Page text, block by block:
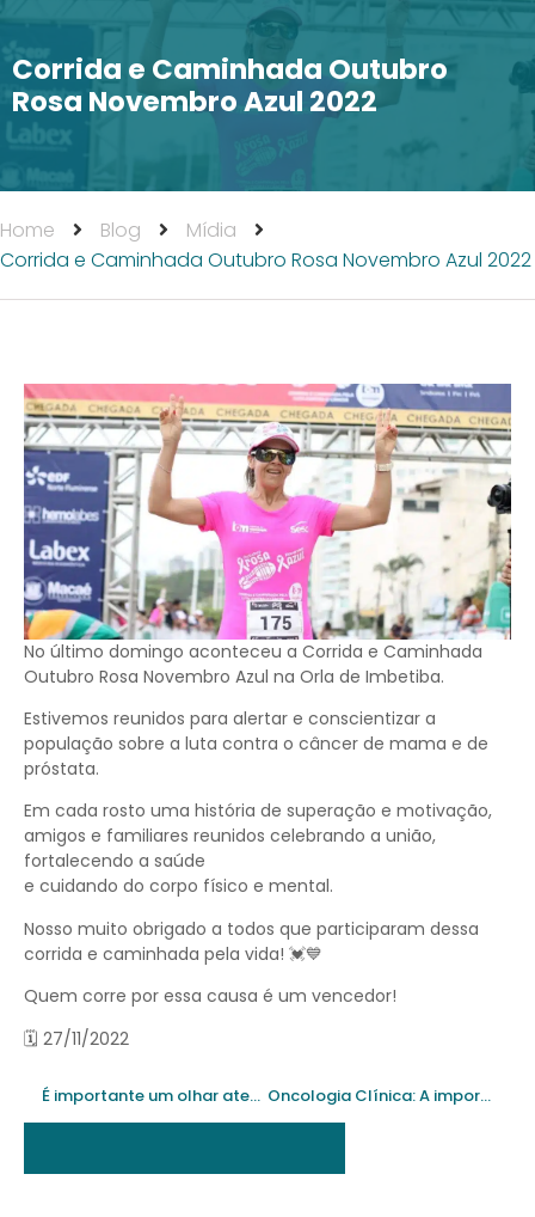
Corrida e Caminhada Outubro
Rosa Novembro Azul 2022
Home Blog
Mídia
Corrida e Caminhada Outubro Rosa Novembro Azul 2022
No último domingo aconteceu a Corrida e Caminhada
Outubro Rosa Novembro Azul na Orla de Imbetiba.
Estivemos reunidos para alertar e conscientizar a
população sobre a luta contra o câncer de mama e de
próstata.
Em cada rosto uma história de superação e motivação,
amigos e familiares reunidos celebrando a união,
fortalecendo a saúde
e cuidando do corpo físico e mental.
Nosso muito obrigado a todos que participaram dessa
corrida e caminhada pela vida! 💓💙
Quem corre por essa causa é um vencedor!
🗓️ 27/11/2022
É importante um olhar atento e manter os exames em dia Oncologia Clínica: A importância do diagnóstico precoce